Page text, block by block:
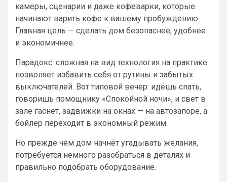
камеры, сценарии и даже кофеварки, которые
начинают варить кофе к вашему пробуждению.
Главная цель — сделать дом безопаснее, удобнее
и экономичнее.
Парадокс: сложная на вид технология на практике
позволяет избавить себя от рутины и забытых
выключателей. Вот типовой вечер: идёшь спать,
говоришь помощнику «Спокойной ночи», и свет в
зале гаснет, задвижки на окнах — на автозапоре, а
бойлер переходит в экономный режим.
Но прежде чем дом начнёт угадывать желания,
потребуется немного разобраться в деталях и
правильно подобрать оборудование.